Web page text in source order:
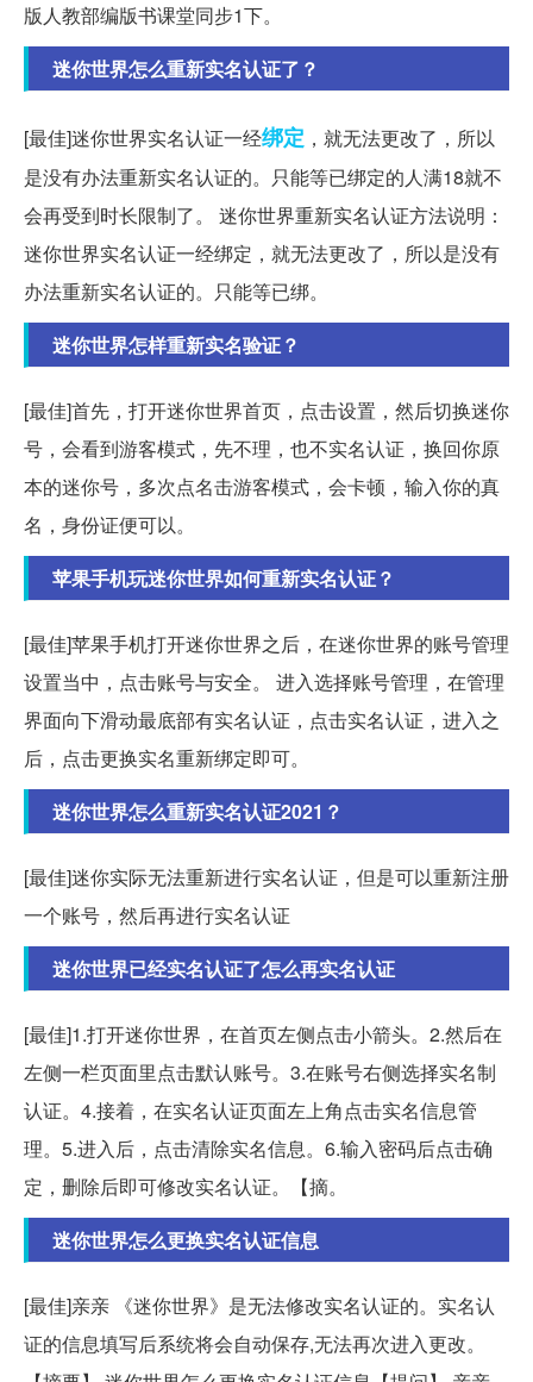
版人教部编版书课堂同步1下。
迷你世界怎么重新实名认证了？
[最佳]迷你世界实名认证一经绑定 ，就无法更改了，所以
是没有办法重新实名认证的。只能等已绑定的人满18就不
会再受到时长限制了。 迷你世界重新实名认证方法说明：
迷你世界实名认证一经绑定，就无法更改了，所以是没有
办法重新实名认证的。只能等已绑。
迷你世界怎样重新实名验证？
[最佳]首先，打开迷你世界首页，点击设置，然后切换迷你
号，会看到游客模式，先不理，也不实名认证，换回你原
本的迷你号，多次点名击游客模式，会卡顿，输入你的真
名，身份证便可以。
苹果手机玩迷你世界如何重新实名认证？
[最佳]苹果手机打开迷你世界之后，在迷你世界的账号管理
设置当中，点击账号与安全。 进入选择账号管理，在管理
界面向下滑动最底部有实名认证，点击实名认证，进入之
后，点击更换实名重新绑定即可。
迷你世界怎么重新实名认证2021？
[最佳]迷你实际无法重新进行实名认证，但是可以重新注册
一个账号，然后再进行实名认证
迷你世界已经实名认证了怎么再实名认证
[最佳]1.打开迷你世界，在首页左侧点击小箭头。2.然后在
左侧一栏页面里点击默认账号。3.在账号右侧选择实名制
认证。4.接着，在实名认证页面左上角点击实名信息管
理。5.进入后，点击清除实名信息。6.输入密码后点击确
定，删除后即可修改实名认证。【摘。
迷你世界怎么更换实名认证信息
[最佳]亲亲 《迷你世界》是无法修改实名认证的。实名认
证的信息填写后系统将会自动保存,无法再次进入更改。